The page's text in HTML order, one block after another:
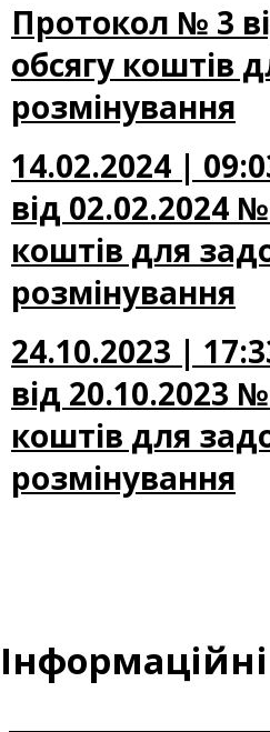
Протокол № 3
обсягу коштів
розмінування
14.02.2024 |
від 02.02.2024
коштів для
розмінування
24.10.2023 |
від 20.10.2023
коштів для
розмінування